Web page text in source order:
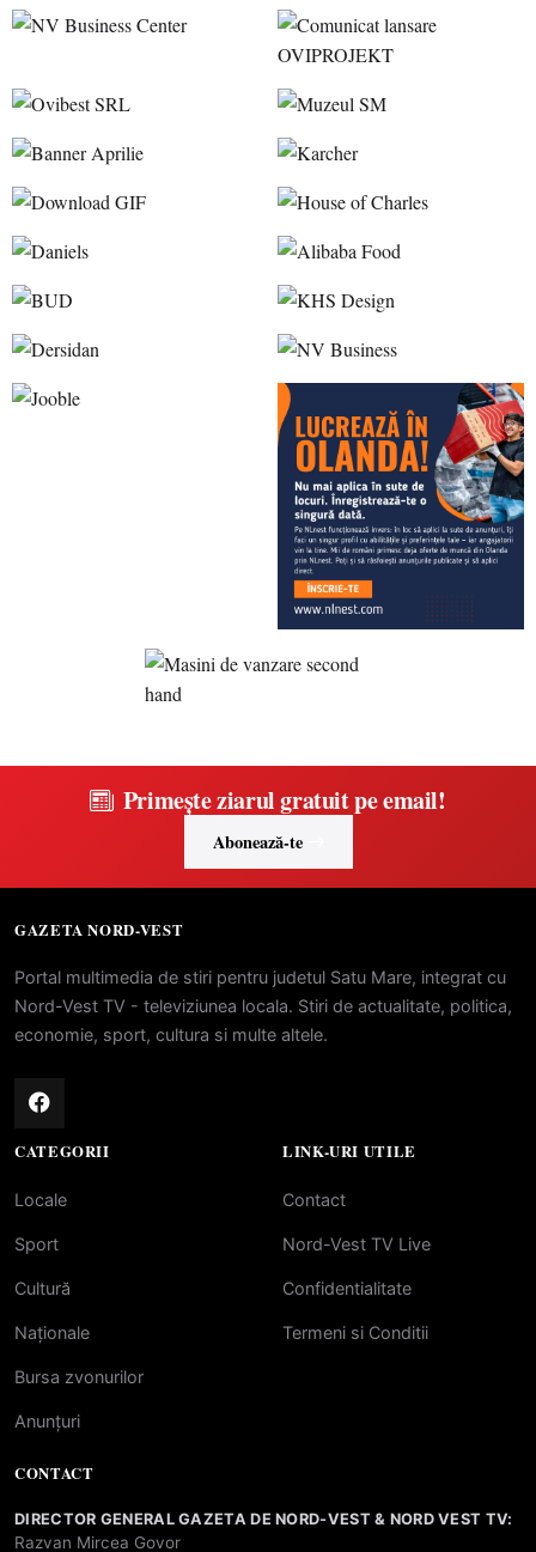
Primește ziarul gratuit pe email!
Abonează-te
GAZETA NORD-VEST
Portal multimedia de stiri pentru judetul Satu Mare, integrat cu
Nord-Vest TV - televiziunea locala. Stiri de actualitate, politica,
economie, sport, cultura si multe altele.
CATEGORII
Locale
Sport
Cultură
Naționale
Bursa zvonurilor
Anunțuri
LINK-URI UTILE
Contact
Nord-Vest TV Live
Confidentialitate
Termeni si Conditii
CONTACT
DIRECTOR GENERAL GAZETA DE NORD-VEST & NORD VEST TV:
Razvan Mircea Govor